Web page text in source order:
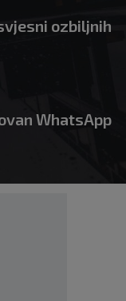
ozbiljnih
WhatsApp